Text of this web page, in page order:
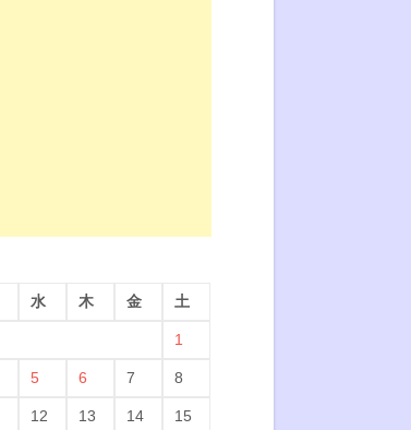
水 木 金 土
1
5 6 7 8
12 13 14 15